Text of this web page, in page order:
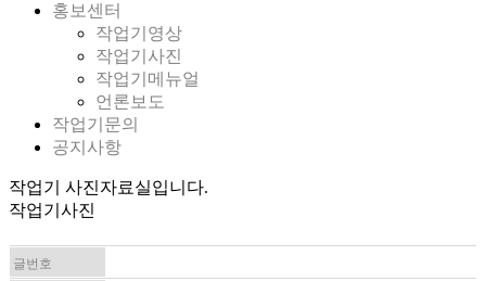
홍보센터
작업기영상
작업기사진
작업기메뉴얼
언론보도
작업기문의
공지사항
작업기 사진자료실입니다.
작업기사진
글번호